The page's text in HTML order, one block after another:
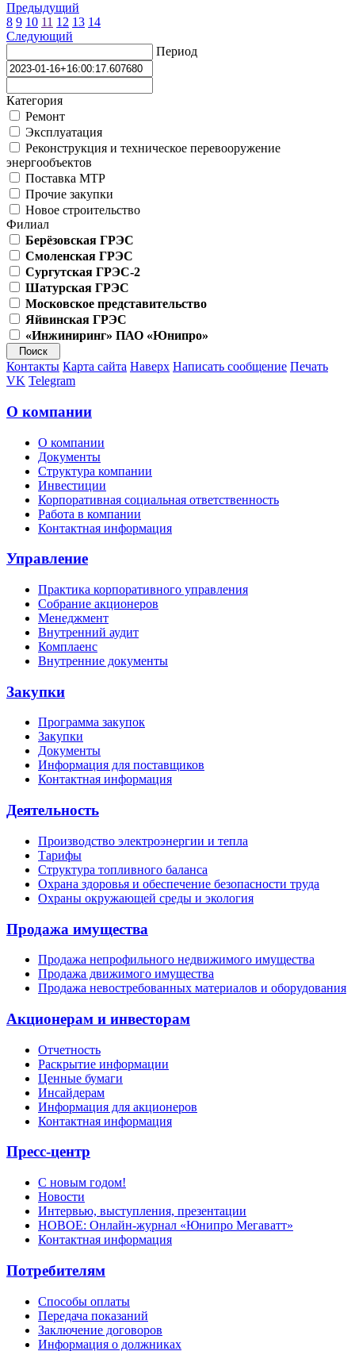
Предыдущий
8 9 10 11 12 13 14
Следующий
Период
Категория
Ремонт
Эксплуатация
Реконструкция и техническое перевооружение
энергообъектов
Поставка МТР
Прочие закупки
Новое строительство
Филиал
Берёзовская ГРЭС
Смоленская ГРЭС
Сургутская ГРЭС-2
Шатурская ГРЭС
Московское представительство
Яйвинская ГРЭС
«Инжиниринг» ПАО «Юнипро»
Контакты Карта сайта Наверх Написать сообщение Печать
VK Telegram
О компании
О компании
Документы
Структура компании
Инвестиции
Корпоративная социальная ответственность
Работа в компании
Контактная информация
Управление
Практика корпоративного управления
Собрание акционеров
Менеджмент
Внутренний аудит
Комплаенс
Внутренние документы
Закупки
Программа закупок
Закупки
Документы
Информация для поставщиков
Контактная информация
Деятельность
Производство электроэнергии и тепла
Тарифы
Структура топливного баланса
Охрана здоровья и обеспечение безопасности труда
Охраны окружающей среды и экология
Продажа имущества
Продажа непрофильного недвижимого имущества
Продажа движимого имущества
Продажа невостребованных материалов и оборудования
Акционерам и инвесторам
Отчетность
Раскрытие информации
Ценные бумаги
Инсайдерам
Информация для акционеров
Контактная информация
Пресс-центр
С новым годом!
Новости
Интервью, выступления, презентации
НОВОЕ: Онлайн-журнал «Юнипро Мегаватт»
Контактная информация
Потребителям
Способы оплаты
Передача показаний
Заключение договоров
Информация о должниках